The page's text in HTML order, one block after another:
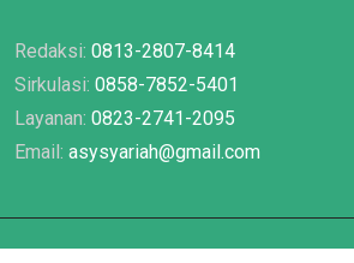
Redaksi: 0813-2807-8414
Sirkulasi: 0858-7852-5401
Layanan: 0823-2741-2095
Email: asysyariah@gmail.com